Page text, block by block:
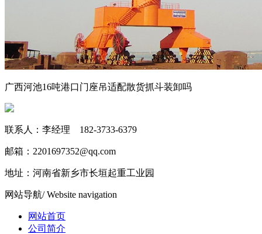
广西河池16吨港口门座吊适配散货抓斗装卸吗
联系人：李经理 182-3733-6379
邮箱：2201697352@qq.com
地址：河南省新乡市长垣起重工业园
网站导航/ Website navigation
网站首页
公司简介